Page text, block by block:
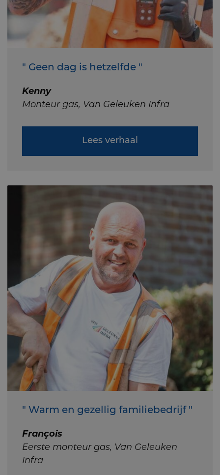
" Geen dag is hetzelfde "
Kenny
Monteur gas, Van Geleuken Infra
Lees verhaal
" Warm en gezellig familiebedrijf "
François
Eerste monteur gas, Van Geleuken
Infra